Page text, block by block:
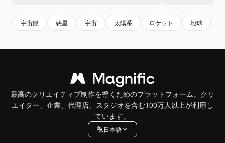
宇宙船 惑星 宇宙 太陽系 ロケット 地球
最高のクリエイティブ制作を導くためのプラットフォーム。クリ
エイター、企業、代理店、スタジオを含む100万人以上が利用し
ています。
日本語